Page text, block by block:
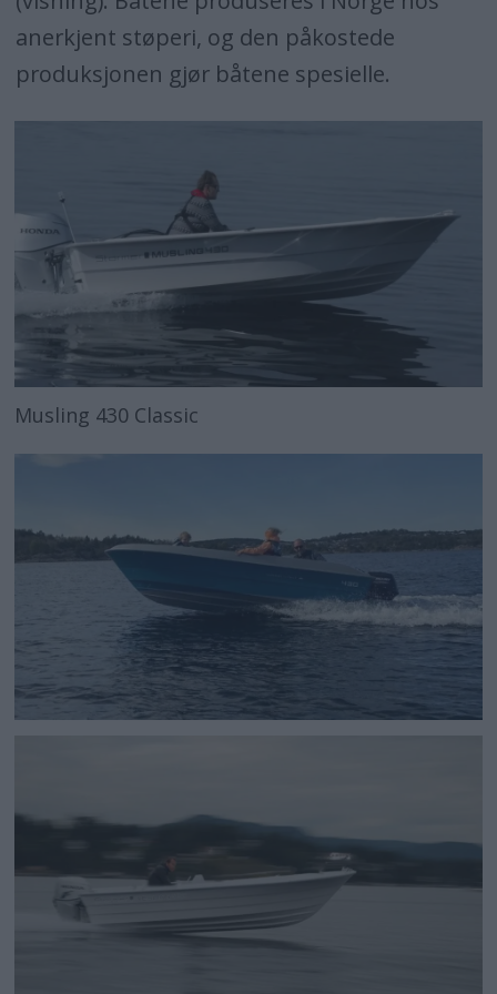
anerkjent støperi, og den påkostede
produksjonen gjør båtene spesielle.
Musling 430 Classic